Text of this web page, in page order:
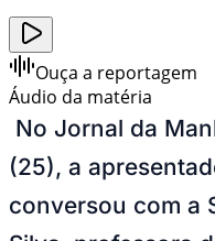
Ouça a reportagem
Áudio da matéria
No Jornal da
(25), a
conversou com a